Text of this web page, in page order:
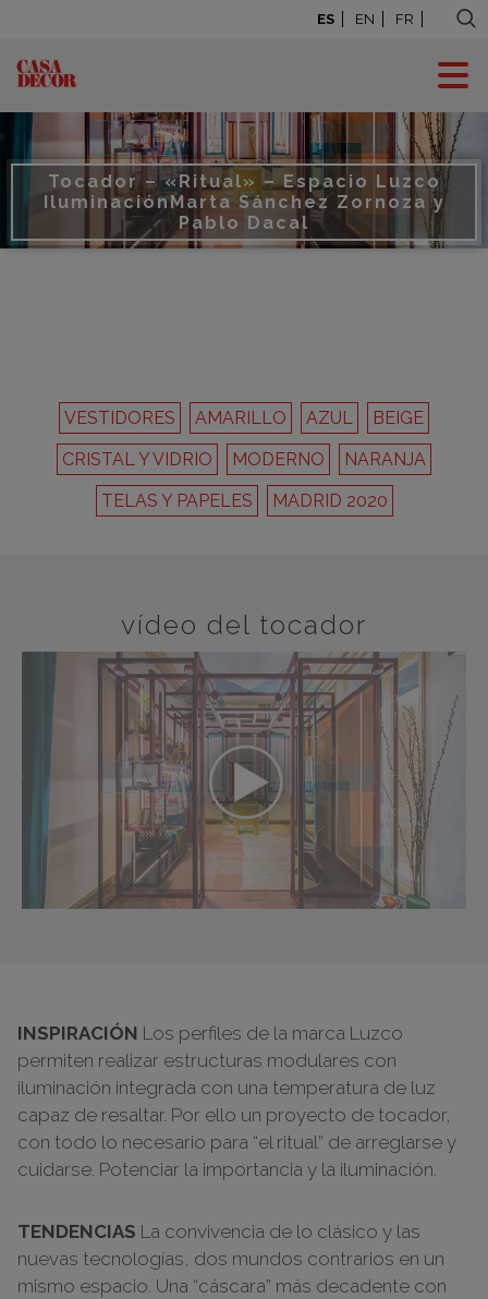
ES EN FR
Tocador – «Ritual» – Espacio Luzco
IluminaciónMarta Sánchez Zornoza y
Pablo Dacal
VESTIDORES AMARILLO AZUL
BEIGE
CRISTAL Y VIDRIO
MODERNO
NARANJA
TELAS Y PAPELES
MADRID 2020
vídeo del tocador
INSPIRACIÓN Los perfiles de la marca Luzco
permiten realizar estructuras modulares con
iluminación integrada con una temperatura de luz
capaz de resaltar. Por ello un proyecto de tocador,
con todo lo necesario para “el ritual” de arreglarse y
cuidarse. Potenciar la importancia y la iluminación.
TENDENCIAS La convivencia de lo clásico y las
nuevas tecnologías, dos mundos contrarios en un
mismo espacio. Una “cáscara” más decadente con